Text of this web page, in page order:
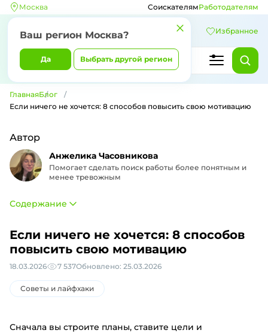
Москва
Ваш регион Москва?
Да Выбрать другой регион
СоискателямРаботодателям
Избранное
ГлавнаяБлог
Если ничего не хочется: 8 способов повысить свою мотивацию
Если ничего не хочется: 8 способов
повысить свою мотивацию
18.03.2026 7 537Обновлено: 25.03.2026
Советы и лайфхаки
Сначала вы строите планы, ставите цели и
Автор
Анжелика Часовникова
Помогает сделать поиск работы более понятным и
менее тревожным
Содержание